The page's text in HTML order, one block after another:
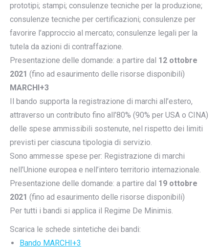
prototipi; stampi; consulenze tecniche per la produzione;
consulenze tecniche per certificazioni; consulenze per
favorire l’approccio al mercato; consulenze legali per la
tutela da azioni di contraffazione.
Presentazione delle domande: a partire dal 12 ottobre
2021 (fino ad esaurimento delle risorse disponibili)
MARCHI+3
Il bando supporta la registrazione di marchi all’estero,
attraverso un contributo fino all’80% (90% per USA o CINA)
delle spese ammissibili sostenute, nel rispetto dei limiti
previsti per ciascuna tipologia di servizio.
Sono ammesse spese per: Registrazione di marchi
nell’Unione europea e nell’intero territorio internazionale.
Presentazione delle domande: a partire dal 19 ottobre
2021 (fino ad esaurimento delle risorse disponibili)
Per tutti i bandi si applica il Regime De Minimis.
Scarica le schede sintetiche dei bandi:
Bando MARCHI+3